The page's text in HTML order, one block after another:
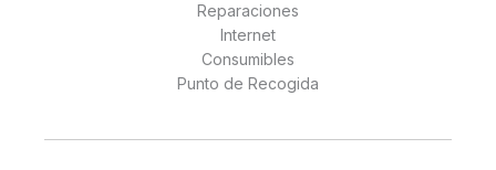
Reparaciones
Internet
Consumibles
Punto de Recogida